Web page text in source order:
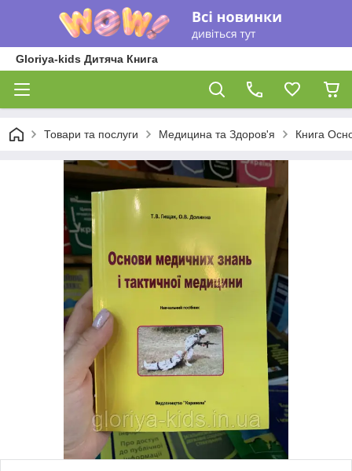
Gloriya-kids Дитяча Книга
Товари та послуги Медицина та Здоров'я Книга